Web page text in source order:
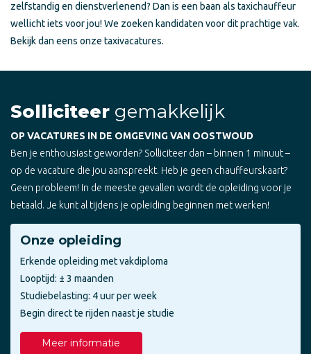
zelfstandig en dienstverlenend? Dan is een baan als taxichauffeur
wellicht iets voor jou! We zoeken kandidaten voor dit prachtige vak.
Bekijk dan eens onze taxivacatures.
Solliciteer gemakkelijk
OP VACATURES IN DE OMGEVING VAN OOSTWOUD
Ben je enthousiast geworden? Solliciteer dan – binnen 1 minuut –
op de vacature die jou aanspreekt. Heb je geen chauffeurskaart?
Geen probleem! In de meeste gevallen wordt de opleiding voor je
betaald. Je kunt al tijdens je opleiding beginnen met werken!
Onze opleiding
Erkende opleiding met vakdiploma
Looptijd: ± 3 maanden
Studiebelasting: 4 uur per week
Begin direct te rijden naast je studie
Meer informatie